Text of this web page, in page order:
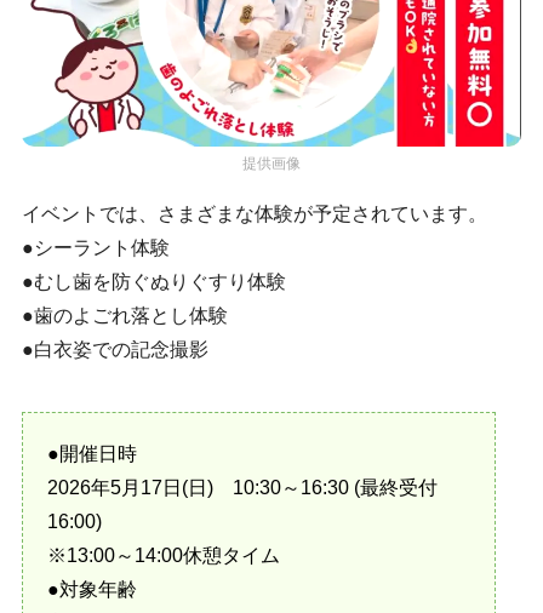
提供画像
イベントでは、さまざまな体験が予定されています。
●シーラント体験
●むし歯を防ぐぬりぐすり体験
●歯のよごれ落とし体験
●白衣姿での記念撮影
●開催日時
2026年5月17日(日) 10:30～16:30 (最終受付
16:00)
※13:00～14:00休憩タイム
●対象年齢